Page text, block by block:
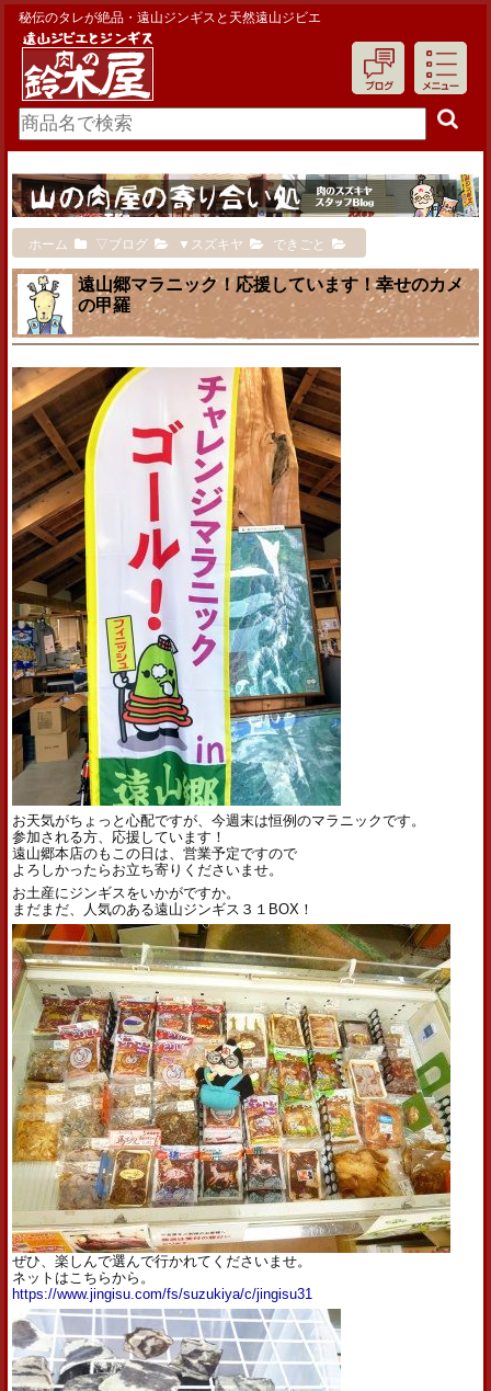
秘伝のタレが絶品・遠山ジンギスと天然遠山ジビエ
ホーム ▽ブログ ▼スズキヤ できごと
遠山郷マラニック！応援しています！幸せのカメ
の甲羅
お天気がちょっと心配ですが、今週末は恒例のマラニックです。
参加される方、応援しています！
遠山郷本店のもこの日は、営業予定ですので
よろしかったらお立ち寄りくださいませ。
お土産にジンギスをいかがですか。
まだまだ、人気のある遠山ジンギス３１BOX！
ぜひ、楽しんで選んで行かれてくださいませ。
ネットはこちらから。
https://www.jingisu.com/fs/suzukiya/c/jingisu31